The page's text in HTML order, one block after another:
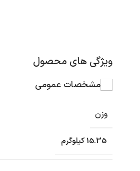
ویژگی های محصول
مشخصات عمومی
وزن
15.35 کیلوگرم